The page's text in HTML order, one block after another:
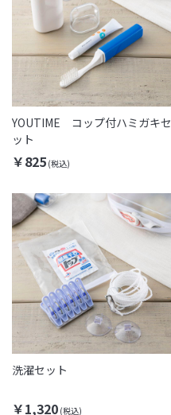
YOUTIME コップ付ハミガキセ
ット
￥825
洗濯セット
￥1,320